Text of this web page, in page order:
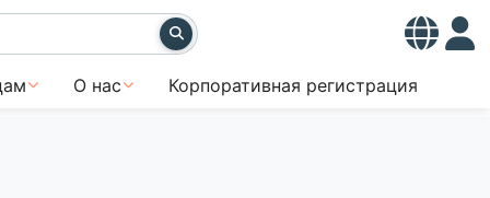
О нас Корпоративная регистрация